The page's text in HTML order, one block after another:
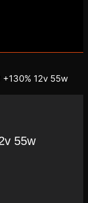
12v 55w
55w